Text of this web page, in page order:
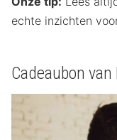
echte inzichten
Cadeaubon